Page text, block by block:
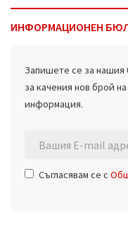
ИНФОРМАЦИОНЕН
Запишете се за нашия
за качения нов брой
информация.
Съгласявам се с